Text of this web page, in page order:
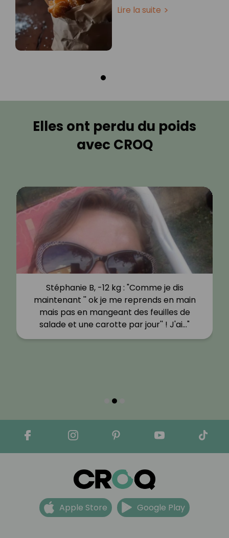
Lire la suite
Elles ont perdu du poids
avec CROQ
Stéphanie B, -12 kg : "Comme je dis
maintenant '' ok je me reprends en main
mais pas en mangeant des feuilles de
salade et une carotte par jour'' ! J'ai…"
Apple Store Google Play